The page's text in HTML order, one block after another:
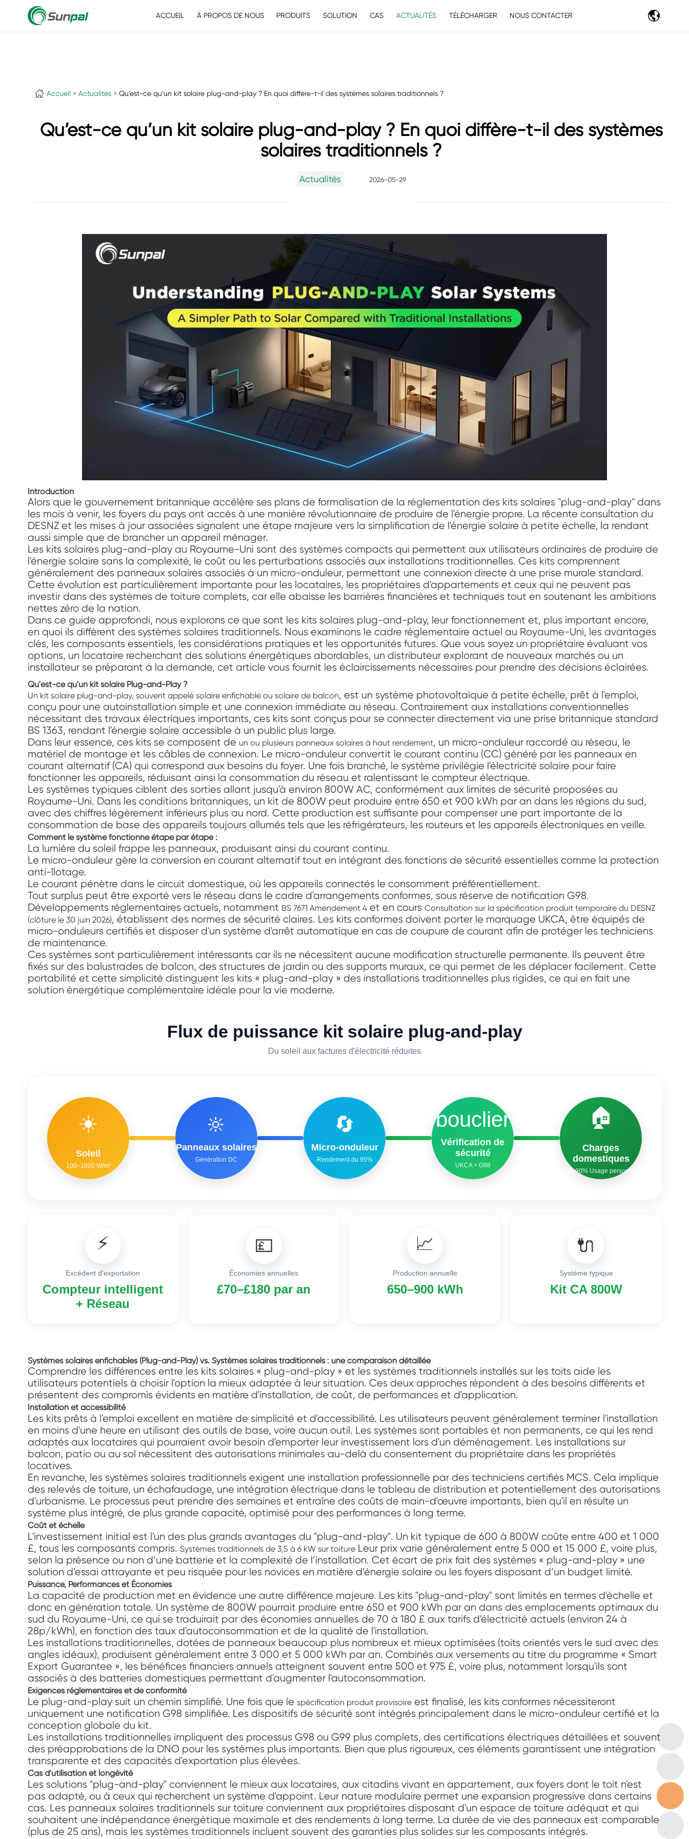
ACCUEIL À PROPOS DE NOUS PRODUITS SOLUTION CAS ACTUALITÉS TÉLÉCHARGER NOUS CONTACTER
Accueil Actualités Qu’est-ce qu’un kit solaire plug-and-play ? En quoi diffère-t-il des systèmes solaires traditionnels ?
Qu’est-ce qu’un kit solaire plug-and-play ? En quoi diffère-t-il des systèmes
solaires traditionnels ?
Actualités 2026-05-29
Introduction
Alors que le gouvernement britannique accélère ses plans de formalisation de la réglementation des kits solaires "plug-and-play" dans
les mois à venir, les foyers du pays ont accès à une manière révolutionnaire de produire de l'énergie propre. La récente consultation du
DESNZ et les mises à jour associées signalent une étape majeure vers la simplification de l'énergie solaire à petite échelle, la rendant
aussi simple que de brancher un appareil ménager.
Les kits solaires plug-and-play au Royaume-Uni sont des systèmes compacts qui permettent aux utilisateurs ordinaires de produire de
l'énergie solaire sans la complexité, le coût ou les perturbations associés aux installations traditionnelles. Ces kits comprennent
généralement des panneaux solaires associés à un micro-onduleur, permettant une connexion directe à une prise murale standard.
Cette évolution est particulièrement importante pour les locataires, les propriétaires d'appartements et ceux qui ne peuvent pas
investir dans des systèmes de toiture complets, car elle abaisse les barrières financières et techniques tout en soutenant les ambitions
nettes zéro de la nation.
Dans ce guide approfondi, nous explorons ce que sont les kits solaires plug-and-play, leur fonctionnement et, plus important encore,
en quoi ils diffèrent des systèmes solaires traditionnels. Nous examinons le cadre réglementaire actuel au Royaume-Uni, les avantages
clés, les composants essentiels, les considérations pratiques et les opportunités futures. Que vous soyez un propriétaire évaluant vos
options, un locataire recherchant des solutions énergétiques abordables, un distributeur explorant de nouveaux marchés ou un
installateur se préparant à la demande, cet article vous fournit les éclaircissements nécessaires pour prendre des décisions éclairées.
Qu'est-ce qu'un kit solaire Plug-and-Play ?
Un kit solaire plug-and-play, souvent appelé solaire enfichable ou solaire de balcon, est un système photovoltaïque à petite échelle, prêt à l'emploi,
conçu pour une autoinstallation simple et une connexion immédiate au réseau. Contrairement aux installations conventionnelles
nécessitant des travaux électriques importants, ces kits sont conçus pour se connecter directement via une prise britannique standard
BS 1363, rendant l'énergie solaire accessible à un public plus large.
Dans leur essence, ces kits se composent de un ou plusieurs panneaux solaires à haut rendement, un micro-onduleur raccordé au réseau, le
matériel de montage et les câbles de connexion. Le micro-onduleur convertit le courant continu (CC) généré par les panneaux en
courant alternatif (CA) qui correspond aux besoins du foyer. Une fois branché, le système privilégie l'électricité solaire pour faire
fonctionner les appareils, réduisant ainsi la consommation du réseau et ralentissant le compteur électrique.
Les systèmes typiques ciblent des sorties allant jusqu'à environ 800W AC, conformément aux limites de sécurité proposées au
Royaume-Uni. Dans les conditions britanniques, un kit de 800W peut produire entre 650 et 900 kWh par an dans les régions du sud,
avec des chiffres légèrement inférieurs plus au nord. Cette production est suffisante pour compenser une part importante de la
consommation de base des appareils toujours allumés tels que les réfrigérateurs, les routeurs et les appareils électroniques en veille.
Comment le système fonctionne étape par étape :
La lumière du soleil frappe les panneaux, produisant ainsi du courant continu.
Le micro-onduleur gère la conversion en courant alternatif tout en intégrant des fonctions de sécurité essentielles comme la protection
anti-îlotage.
Le courant pénètre dans le circuit domestique, où les appareils connectés le consomment préférentiellement.
Tout surplus peut être exporté vers le réseau dans le cadre d'arrangements conformes, sous réserve de notification G98.
Développements réglementaires actuels, notamment BS 7671 Amendement 4et en cours Consultation sur la spécification produit temporaire du DESNZ
(clôture le 30 juin 2026), établissent des normes de sécurité claires. Les kits conformes doivent porter le marquage UKCA, être équipés de
micro-onduleurs certifiés et disposer d'un système d'arrêt automatique en cas de coupure de courant afin de protéger les techniciens
de maintenance.
Ces systèmes sont particulièrement intéressants car ils ne nécessitent aucune modification structurelle permanente. Ils peuvent être
fixés sur des balustrades de balcon, des structures de jardin ou des supports muraux, ce qui permet de les déplacer facilement. Cette
portabilité et cette simplicité distinguent les kits « plug-and-play » des installations traditionnelles plus rigides, ce qui en fait une
solution énergétique complémentaire idéale pour la vie moderne.
Flux de puissance kit solaire plug-and-play
Du soleil aux factures d'électricité réduites
☀️
Soleil
100–1000 W/m²
🔆
Panneaux solaires
Génération DC
🔄
Micro-onduleur
Rendement du 95%
bouclier
Vérification de
sécurité
UKCA + G98
🏠
Charges
domestiques
50–90% Usage personnel
⚡
Excédent d'exportation
Compteur intelligent
+ Réseau
💷
Économies annuelles
£70–£180 par an
📈
Production annuelle
650–900 kWh
🔌
Système typique
Kit CA 800W
Systèmes solaires enfichables (Plug-and-Play) vs. Systèmes solaires traditionnels : une comparaison détaillée
Comprendre les différences entre les kits solaires « plug-and-play » et les systèmes traditionnels installés sur les toits aide les
utilisateurs potentiels à choisir l'option la mieux adaptée à leur situation. Ces deux approches répondent à des besoins différents et
présentent des compromis évidents en matière d'installation, de coût, de performances et d'application.
Installation et accessibilité
Les kits prêts à l'emploi excellent en matière de simplicité et d'accessibilité. Les utilisateurs peuvent généralement terminer l'installation
en moins d'une heure en utilisant des outils de base, voire aucun outil. Les systèmes sont portables et non permanents, ce qui les rend
adaptés aux locataires qui pourraient avoir besoin d'emporter leur investissement lors d'un déménagement. Les installations sur
balcon, patio ou au sol nécessitent des autorisations minimales au-delà du consentement du propriétaire dans les propriétés
locatives.
En revanche, les systèmes solaires traditionnels exigent une installation professionnelle par des techniciens certifiés MCS. Cela implique
des relevés de toiture, un échafaudage, une intégration électrique dans le tableau de distribution et potentiellement des autorisations
d'urbanisme. Le processus peut prendre des semaines et entraîne des coûts de main-d'œuvre importants, bien qu'il en résulte un
système plus intégré, de plus grande capacité, optimisé pour des performances à long terme.
Coût et échelle
L'investissement initial est l'un des plus grands avantages du "plug-and-play". Un kit typique de 600 à 800W coûte entre 400 et 1 000
£, tous les composants compris. Systèmes traditionnels de 3,5 à 6 kW sur toitureLeur prix varie généralement entre 5 000 et 15 000 £, voire plus,
selon la présence ou non d’une batterie et la complexité de l’installation. Cet écart de prix fait des systèmes « plug-and-play » une
solution d’essai attrayante et peu risquée pour les novices en matière d’énergie solaire ou les foyers disposant d’un budget limité.
Puissance, Performances et Économies
La capacité de production met en évidence une autre différence majeure. Les kits "plug-and-play" sont limités en termes d'échelle et
donc en génération totale. Un système de 800W pourrait produire entre 650 et 900 kWh par an dans des emplacements optimaux du
sud du Royaume-Uni, ce qui se traduirait par des économies annuelles de 70 à 180 £ aux tarifs d'électricité actuels (environ 24 à
28p/kWh), en fonction des taux d'autoconsommation et de la qualité de l'installation.
Les installations traditionnelles, dotées de panneaux beaucoup plus nombreux et mieux optimisées (toits orientés vers le sud avec des
angles idéaux), produisent généralement entre 3 000 et 5 000 kWh par an. Combinés aux versements au titre du programme « Smart
Export Guarantee », les bénéfices financiers annuels atteignent souvent entre 500 et 975 £, voire plus, notamment lorsqu'ils sont
associés à des batteries domestiques permettant d'augmenter l'autoconsommation.
Exigences réglementaires et de conformité
Le plug-and-play suit un chemin simplifié. Une fois que le spécification produit provisoireest finalisé, les kits conformes nécessiteront
uniquement une notification G98 simplifiée. Les dispositifs de sécurité sont intégrés principalement dans le micro-onduleur certifié et la
conception globale du kit.
Les installations traditionnelles impliquent des processus G98 ou G99 plus complets, des certifications électriques détaillées et souvent
des préapprobations de la DNO pour les systèmes plus importants. Bien que plus rigoureux, ces éléments garantissent une intégration
transparente et des capacités d'exportation plus élevées.
Cas d'utilisation et longévité
Les solutions "plug-and-play" conviennent le mieux aux locataires, aux citadins vivant en appartement, aux foyers dont le toit n'est
pas adapté, ou à ceux qui recherchent un système d'appoint. Leur nature modulaire permet une expansion progressive dans certains
cas. Les panneaux solaires traditionnels sur toiture conviennent aux propriétaires disposant d'un espace de toiture adéquat et qui
souhaitent une indépendance énergétique maximale et des rendements à long terme. La durée de vie des panneaux est comparable
(plus de 25 ans), mais les systèmes traditionnels incluent souvent des garanties plus solides sur les composants intégrés.